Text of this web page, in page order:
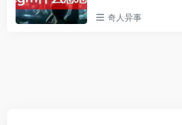
奇人异事